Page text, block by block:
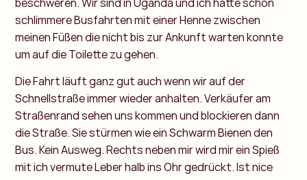
schlimmere Busfahrten mit einer Henne zwischen
meinen Füßen die nicht bis zur Ankunft warten konnte
um auf die Toilette zu gehen.
Die Fahrt läuft ganz gut auch wenn wir auf der
Schnellstraße immer wieder anhalten. Verkäufer am
Straßenrand sehen uns kommen und blockieren dann
die Straße. Sie stürmen wie ein Schwarm Bienen den
Bus. Kein Ausweg. Rechts neben mir wird mir ein Spieß
mit ich vermute Leber halb ins Ohr gedrückt. Ist nice